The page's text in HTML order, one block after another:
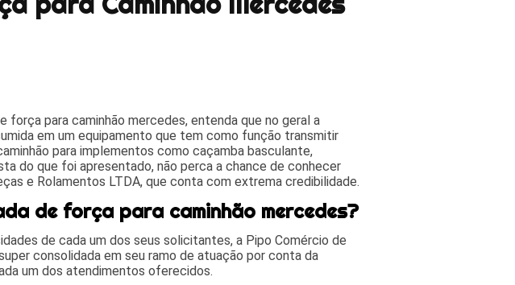
força para caminhão mercedes, entenda que no geral a
em um equipamento que tem como função transmitir
para implementos como caçamba basculante,
do que foi apresentado, não perca a chance de conhecer
e Rolamentos LTDA, que conta com extrema credibilidade.
de força para caminhão mercedes?
de cada um dos seus solicitantes, a Pipo Comércio de
consolidada em seu ramo de atuação por conta da
um dos atendimentos oferecidos.